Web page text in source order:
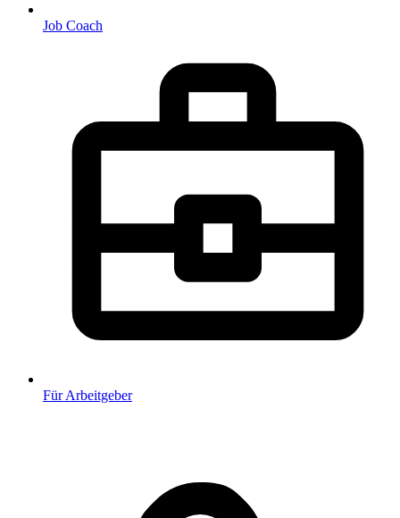
Job Coach
Für Arbeitgeber